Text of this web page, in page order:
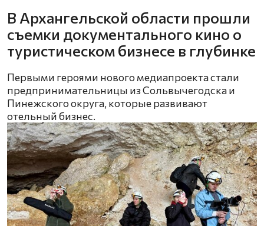
В Архангельской области прошли
съемки документального кино о
туристическом бизнесе в глубинке
Первыми героями нового медиапроекта стали
предпринимательницы из Сольвычегодска и
Пинежского округа, которые развивают
отельный бизнес.